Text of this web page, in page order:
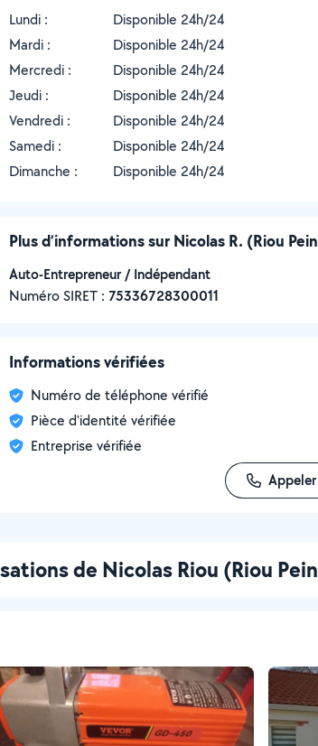
Lundi :
Disponible 24h/24
Mardi :
Disponible 24h/24
Mercredi :
Disponible 24h/24
Jeudi :
Disponible 24h/24
Vendredi :
Disponible 24h/24
Samedi :
Disponible 24h/24
Dimanche :
Disponible 24h/24
Plus d’informations sur Nicolas R. (Riou
Auto-Entrepreneur / Indépendant
Numéro SIRET : ‍75336728300011
Informations vérifiées
Numéro de téléphone vérifié
Pièce d'identité vérifiée
Entreprise vérifiée
Appeler
de Nicolas Riou (Riou